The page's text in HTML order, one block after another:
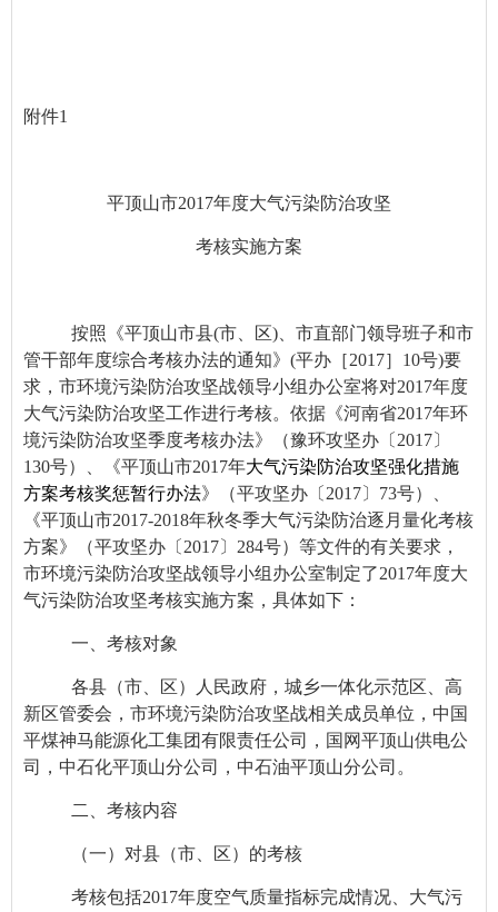
附件1
平顶山市2017年度大气污染防治攻坚
考核实施方案
按照
《平顶山市县(市、区)、市直部门领导班子和市
管干部年度综合考核办法的通知》(平办［2017］10号)要
求， 市环境污染防治攻坚战领导小组办公室将对2017年度
大气污染防治攻坚工作进行考核。依据《河南省2017年环
境污染防治攻坚季度考核办法》（豫环攻坚办〔2017〕
130号）、《平顶山市2017年大气污染防治攻坚强化措施
方案考核奖惩暂行办法》（平攻坚办〔2017〕73号）、
《平顶山市2017-2018年秋冬季大气污染防治逐月量化考核
方案》
（平攻坚办〔2017〕284号）等文件的有关要求，
市环境污染防治攻坚战领导小组办公室制定了2017年度大
气污染防治攻坚考核实施方案，具体如下：
一、考核对象
各县（市、区）人民政府，城乡一体化示范区、高
新区管委会，市环境污染防治攻坚战相关成员单位，中国
平煤神马能源化工集团有限责任公司，国网平顶山供电公
司，中石化平顶山分公司，中石油平顶山分公司。
二、考核内容
（一）对县（市、区）的考核
考核包括2017年度空气质量指标完成情况、大气污